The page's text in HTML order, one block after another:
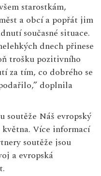
starostkám,
a obcí a popřát jim
současné situace.
dnech přinese
trošku pozitivního
za tím, co dobrého se
doplnila
soutěže Náš evropský
Více informací
soutěže jsou
a evropská
.